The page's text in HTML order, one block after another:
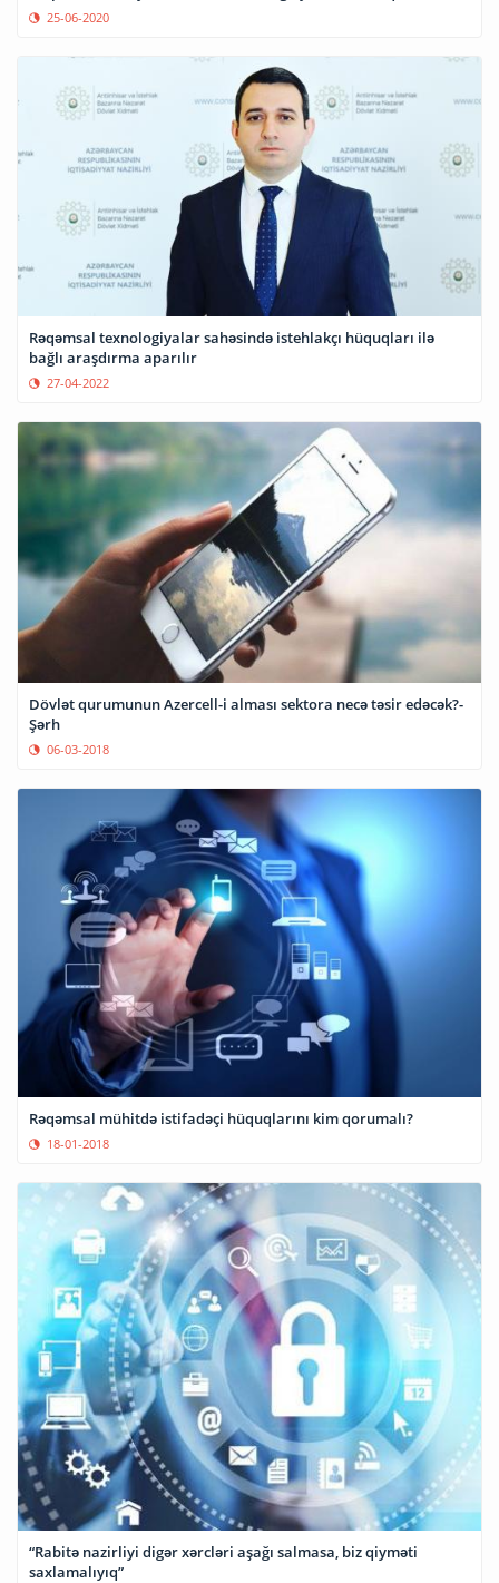
25-06-2020
Rəqəmsal texnologiyalar sahəsində istehlakçı hüquqları ilə
bağlı araşdırma aparılır
27-04-2022
Dövlət qurumunun Azercell-i alması sektora necə təsir edəcək?-
Şərh
06-03-2018
Rəqəmsal mühitdə istifadəçi hüquqlarını kim qorumalı?
18-01-2018
“Rabitə nazirliyi digər xərcləri aşağı salmasa, biz qiyməti
saxlamalıyıq”